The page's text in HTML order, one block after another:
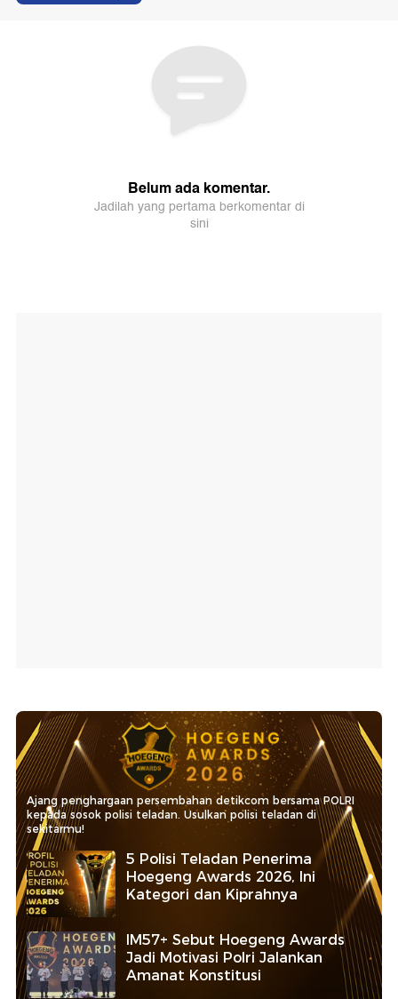
Ajang penghargaan persembahan detikcom bersama POLRI
kepada sosok polisi teladan. Usulkan polisi teladan di
sekitarmu!
5 Polisi Teladan Penerima
Hoegeng Awards 2026, Ini
Kategori dan Kiprahnya
IM57+ Sebut Hoegeng Awards
Jadi Motivasi Polri Jalankan
Amanat Konstitusi